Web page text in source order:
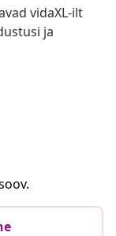
vidaXL-ilt
ja